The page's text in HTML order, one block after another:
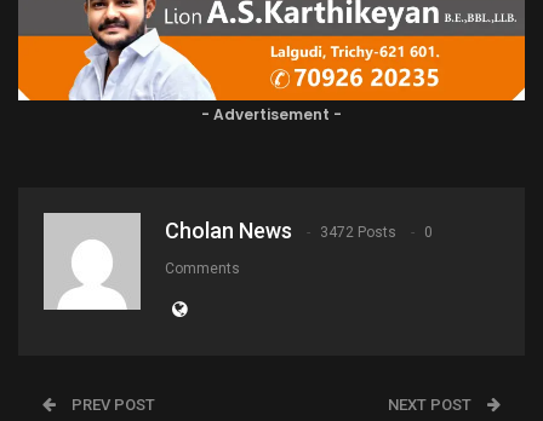
- Advertisement -
Cholan News 3472 Posts 0
Comments
PREV POST NEXT POST